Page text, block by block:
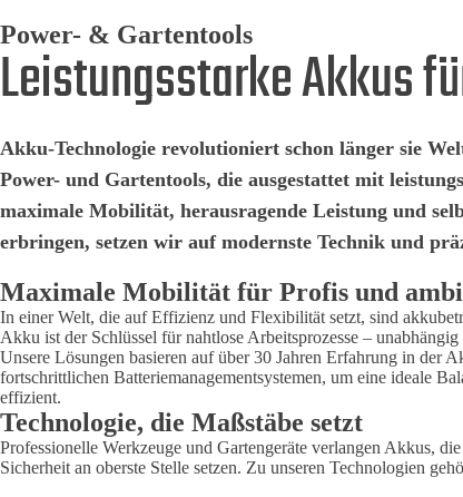
Power- & Gartentools
Leistungsstarke Akkus
Akku-Technologie revolutioniert schon länger sie
Power- und Gartentools, die ausgestattet mit
maximale Mobilität, herausragende Leistung und
erbringen, setzen wir auf modernste Technik und
Maximale Mobilität für Profis und
In einer Welt, die auf Effizienz und Flexibilität setzt, sind
Akku ist der Schlüssel für nahtlose Arbeitsprozesse –
Unsere Lösungen basieren auf über 30 Jahren Erfahrung in der
fortschrittlichen Batteriemanagementsystemen, um eine ideale
effizient.
Technologie, die Maßstäbe setzt
Professionelle Werkzeuge und Gartengeräte verlangen Akkus,
Sicherheit an oberste Stelle setzen. Zu unseren Technologien